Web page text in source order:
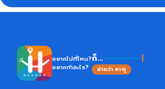
อยากไปที่ไหน?
อยากทำอะไร?
ก็...
อ่านว่า หาดู